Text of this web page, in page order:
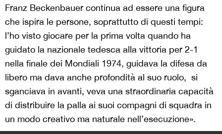
Franz Beckenbauer continua ad essere una figura
che ispira le persone, soprattutto di questi tempi:
l’ho visto giocare per la prima volta quando ha
guidato la nazionale tedesca alla vittoria per 2-1
nella finale dei Mondiali 1974, guidava la difesa da
libero ma dava anche profondità al suo ruolo, si
sganciava in avanti, veva una straordinaria capacità
di distribuire la palla ai suoi compagni di squadra in
un modo creativo ma naturale nell’esecuzione».